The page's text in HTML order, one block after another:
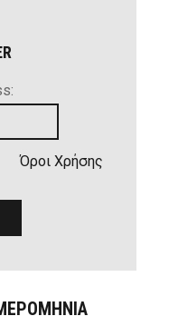
Όροι Χρήσης